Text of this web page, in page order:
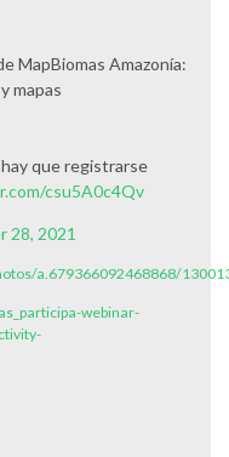
MapBiomas Amazonía:
mapas
que registrarse
csu5A0c4Qv
28, 2021
a.679366092468868/
webinar-